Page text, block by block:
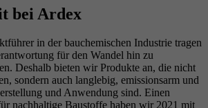
bei Ardex
in der bauchemischen Industrie tragen
für den Wandel hin zu
Deshalb bieten wir Produkte an, die nicht
sondern auch langlebig, emissionsarm und
und Anwendung sind. Einen
nachhaltige Baustoffe haben wir 2021 mit